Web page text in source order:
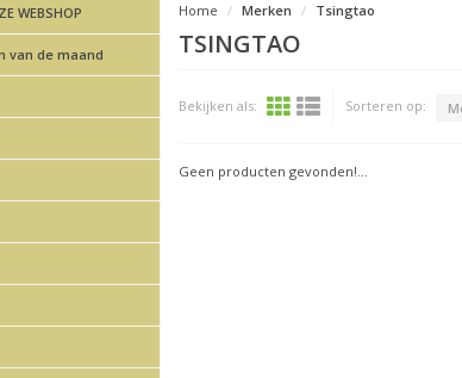
WEBSHOP
van de maand
Home Merken Tsingtao
TSINGTAO
Bekijken als: Sorteren op:
Geen producten gevonden!...